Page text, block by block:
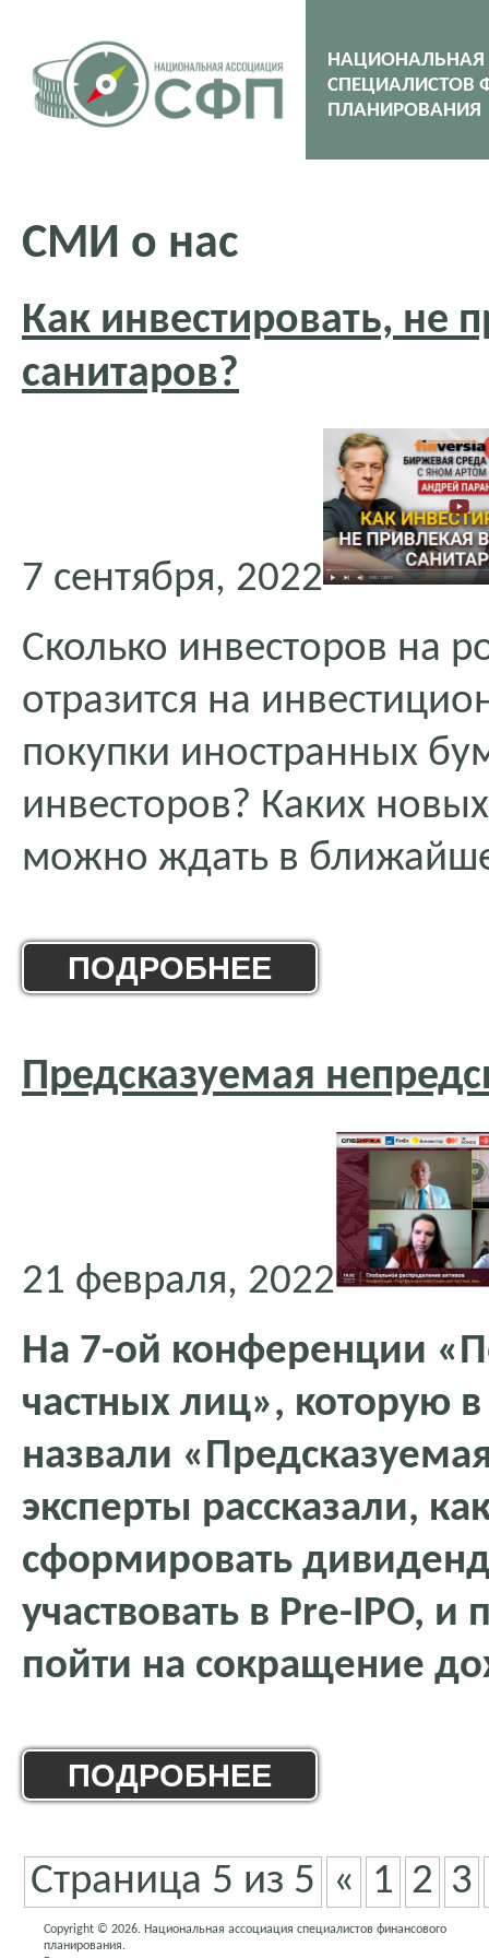
НАЦИОНАЛЬНАЯ
СПЕЦИАЛИСТОВ
ПЛАНИРОВАНИЯ
СМИ о нас
Как инвестировать, не
санитаров?
7 сентября, 2022
Сколько инвесторов на
отразится на
покупки иностранных
инвесторов? Каких
можно ждать в
ПОДРОБНЕЕ
Предсказуемая
21 февраля, 2022
На 7-ой конференции
частных лиц», которую
назвали
эксперты рассказали,
сформировать
участвовать в Pre-IPO,
пойти на сокращение
ПОДРОБНЕЕ
Страница 5 из 5 « 1 2 3
Copyright © 2026. Национальная ассоциация специалистов финансового
планирования.